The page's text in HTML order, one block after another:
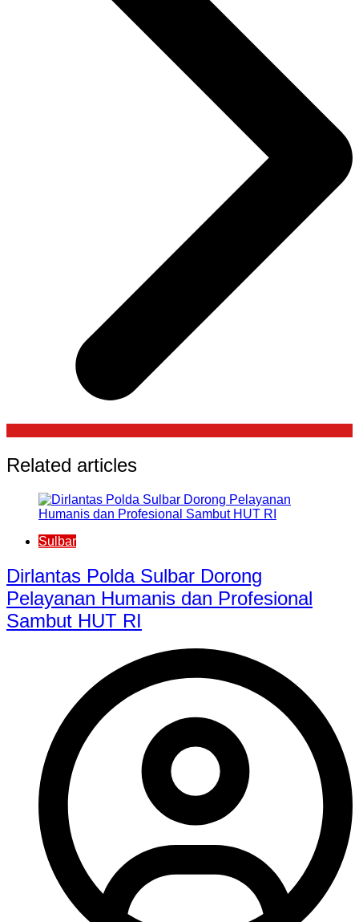
Related articles
Sulbar
Dirlantas Polda Sulbar Dorong
Pelayanan Humanis dan Profesional
Sambut HUT RI